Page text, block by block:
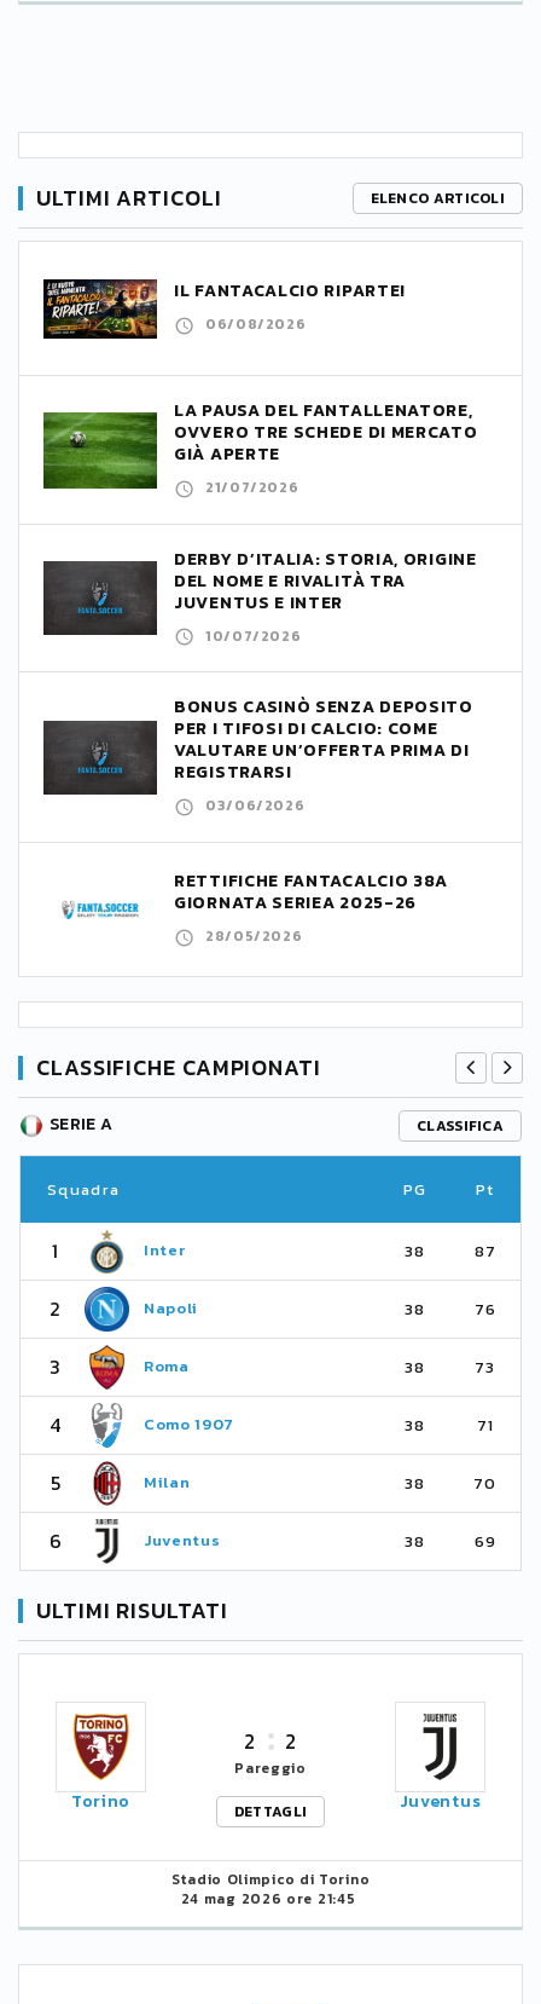
ULTIMI ARTICOLI ELENCO ARTICOLI
IL FANTACALCIO RIPARTE!
06/08/2026
LA PAUSA DEL FANTALLENATORE,
OVVERO TRE SCHEDE DI MERCATO
GIÀ APERTE
21/07/2026
DERBY D’ITALIA: STORIA, ORIGINE
DEL NOME E RIVALITÀ TRA
JUVENTUS E INTER
10/07/2026
BONUS CASINÒ SENZA DEPOSITO
PER I TIFOSI DI CALCIO: COME
VALUTARE UN’OFFERTA PRIMA DI
REGISTRARSI
03/06/2026
RETTIFICHE FANTACALCIO 38A
GIORNATA SERIEA 2025-26
28/05/2026
CLASSIFICHE CAMPIONATI
SERIE A CLASSIFICA
Squadra PG Pt
1 Inter 38 87
2 Napoli 38 76
3 Roma 38 73
4 Como 1907 38 71
5 Milan 38 70
6 Juventus 38 69
ULTIMI RISULTATI
Torino
2 2
Pareggio
DETTAGLI
Juventus
Stadio Olimpico di Torino
24 mag 2026 ore 21:45